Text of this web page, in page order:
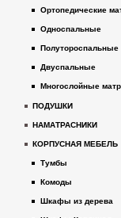
Ортопедические
Односпальные
Полутороспальные
Двуспальные
Многослойные
ПОДУШКИ
НАМАТРАСНИКИ
КОРПУСНАЯ МЕБЕЛЬ
Тумбы
Комоды
Шкафы из дерева